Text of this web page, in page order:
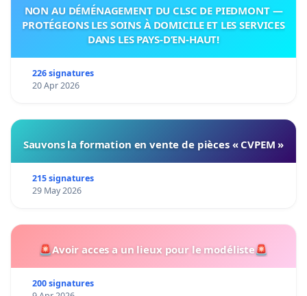
NON AU DÉMÉNAGEMENT DU CLSC DE PIEDMONT —
PROTÉGEONS LES SOINS À DOMICILE ET LES SERVICES
DANS LES PAYS-D’EN-HAUT!
226 signatures
20 Apr 2026
Sauvons la formation en vente de pièces « CVPEM »
215 signatures
29 May 2026
🚨Avoir acces a un lieux pour le modéliste🚨
200 signatures